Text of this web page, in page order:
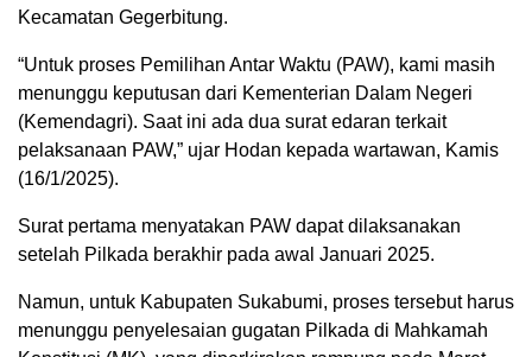
Kecamatan Gegerbitung.
“Untuk proses Pemilihan Antar Waktu (PAW), kami masih
menunggu keputusan dari Kementerian Dalam Negeri
(Kemendagri). Saat ini ada dua surat edaran terkait
pelaksanaan PAW,” ujar Hodan kepada wartawan, Kamis
(16/1/2025).
Surat pertama menyatakan PAW dapat dilaksanakan
setelah Pilkada berakhir pada awal Januari 2025.
Namun, untuk Kabupaten Sukabumi, proses tersebut harus
menunggu penyelesaian gugatan Pilkada di Mahkamah